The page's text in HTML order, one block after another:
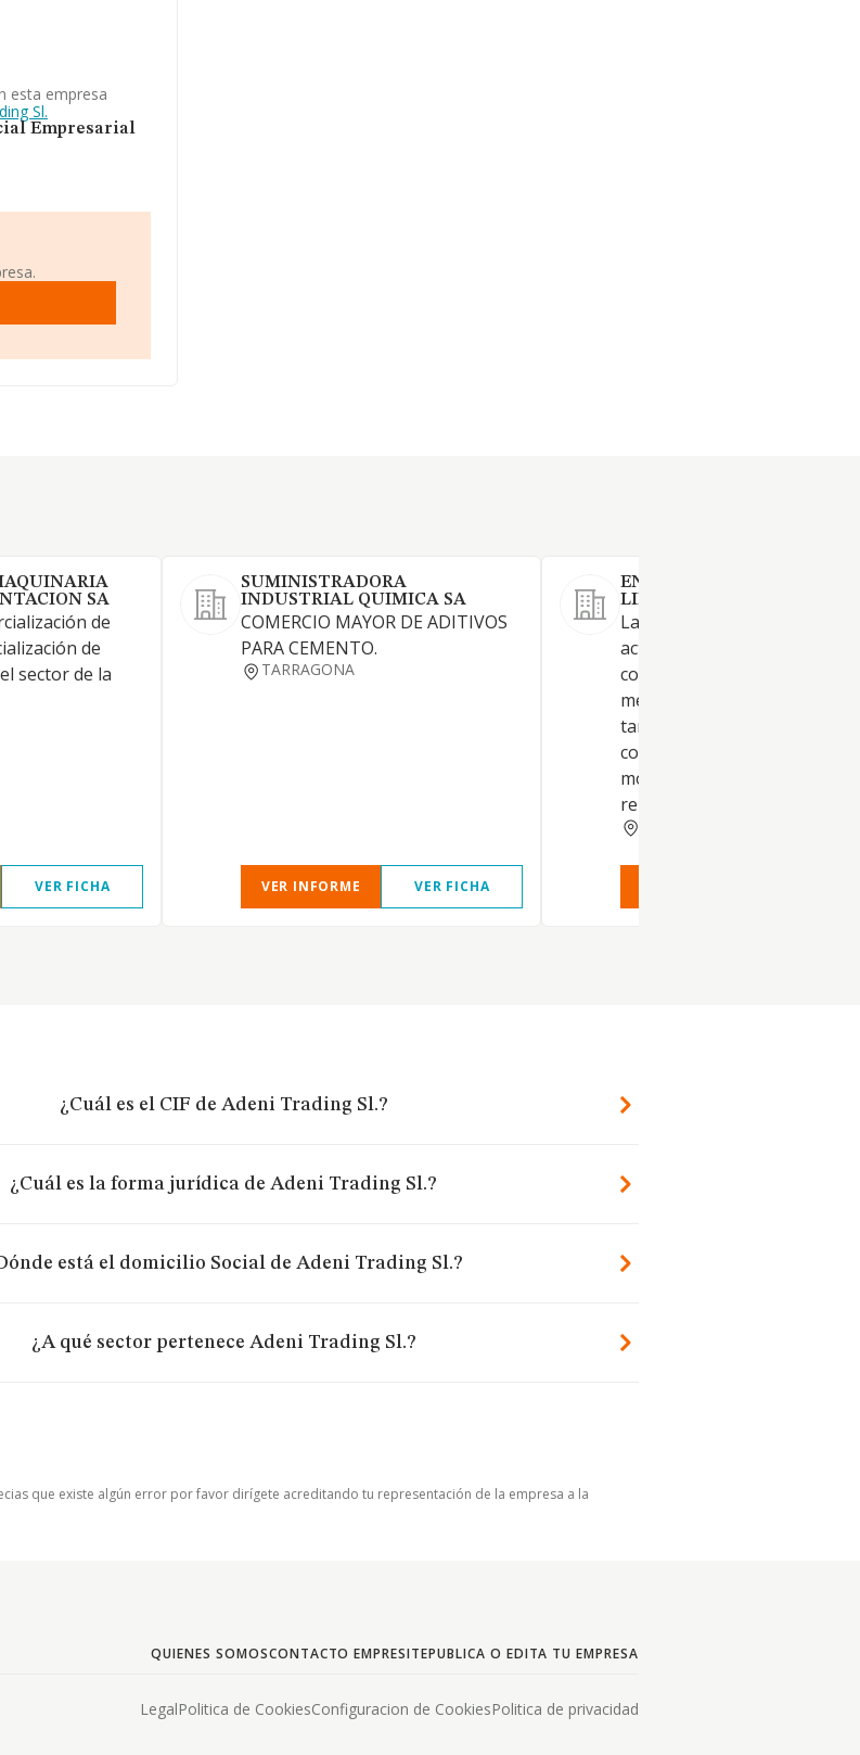
esta empresa
Sl.
Empresarial
SA
de
de
sector de la
VER FICHA
SUMINISTRADORA
INDUSTRIAL QUIMICA SA
COMERCIO MAYOR DE ADITIVOS
PARA CEMENTO.
TARRAGONA
VER INFORME VER FICHA
ENERGY TANKS EU
LIMITADA.
La actividad principal será la
actividad de importación y
comercio mayor de equipos
metalúrgicos, depósitos y
tanques, y sus
como de piezas mecánicas,
motores y dispositivos
relacionados.
¿Cuál es el CIF de Adeni Trading Sl.?
¿Cuál es la forma jurídica de Adeni Trading Sl.?
está el domicilio Social de Adeni Trading Sl.?
¿A qué sector pertenece Adeni Trading Sl.?
que existe algún error por favor dirígete acreditando tu representación de la empresa a la
QUIENES SOMOSCONTACTO EMPRESITEPUBLICA O EDITA TU EMPRESA
LegalPolitica de CookiesConfiguracion de CookiesPolitica de privacidad